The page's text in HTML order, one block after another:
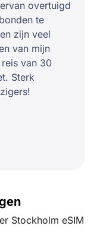
overtuigd
te
zijn veel
van mijn
van 30
Sterk
Stockholm eSIM